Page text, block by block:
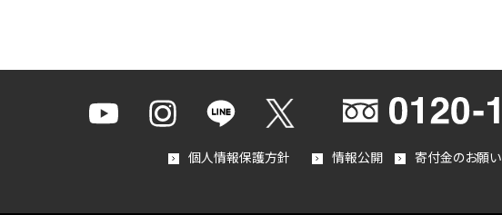
個人情報保護方針 情報公開 寄付金のお願い